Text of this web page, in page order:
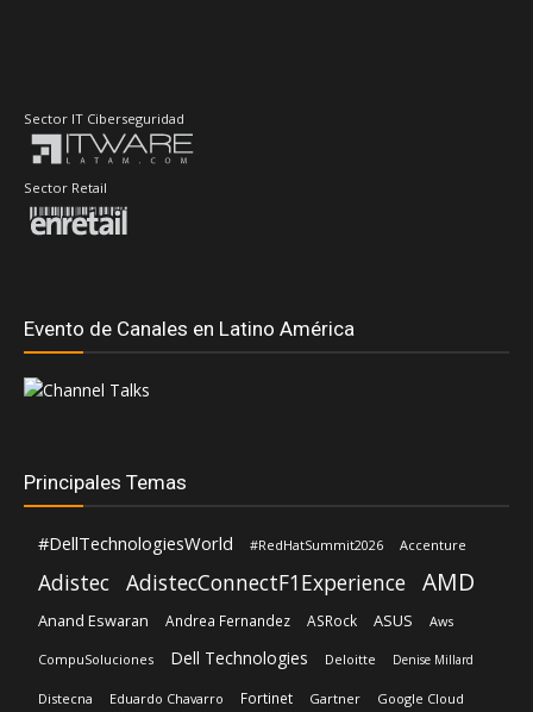
Sector IT Ciberseguridad
Sector Retail
Evento de Canales en Latino América
Principales Temas
#DellTechnologiesWorld #RedHatSummit2026 Accenture
Adistec AdistecConnectF1Experience AMD
Anand Eswaran Andrea Fernandez ASRock ASUS Aws
CompuSoluciones Dell Technologies Deloitte Denise Millard
Distecna Eduardo Chavarro Fortinet Gartner Google Cloud